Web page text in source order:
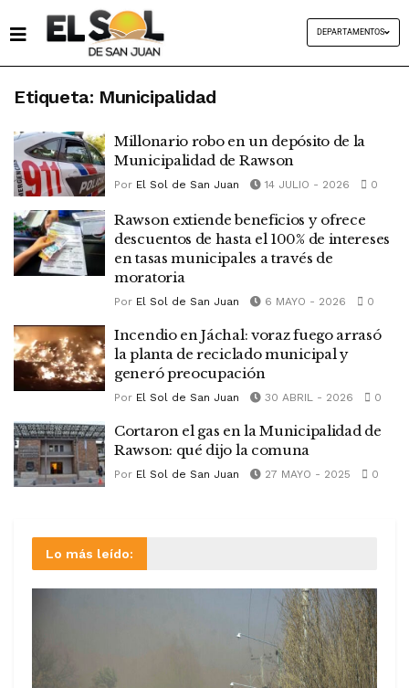
DEPARTAMENTOS
Etiqueta: Municipalidad
Millonario robo en un depósito de la
Municipalidad de Rawson
Por El Sol de San Juan 14 JULIO - 2026 0
Rawson extiende beneficios y ofrece
descuentos de hasta el 100% de intereses
en tasas municipales a través de
moratoria
Por El Sol de San Juan 6 MAYO - 2026 0
Incendio en Jáchal: voraz fuego arrasó
la planta de reciclado municipal y
generó preocupación
Por El Sol de San Juan 30 ABRIL - 2026 0
Cortaron el gas en la Municipalidad de
Rawson: qué dijo la comuna
Por El Sol de San Juan 27 MAYO - 2025 0
Lo más leído: